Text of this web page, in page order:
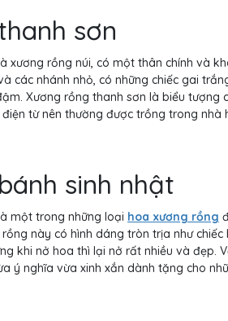
sơn
xương rồng núi, có một thân chính và
các nhánh nhỏ, có những chiếc gai
Xương rồng thanh sơn là biểu tượng
từ nên thường được trồng trong nhà
sinh nhật
một trong những loại hoa xương rồng
này có hình dáng tròn trịa như chiếc
khi nở hoa thì lại nở rất nhiều và đẹp.
ý nghĩa vừa xinh xắn dành tặng cho